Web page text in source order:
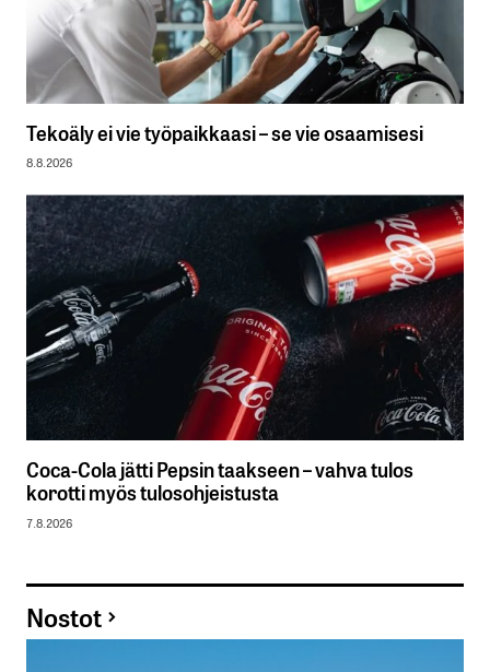
Tekoäly ei vie työpaikkaasi – se vie osaamisesi
8.8.2026
Coca-Cola jätti Pepsin taakseen – vahva tulos
korotti myös tulosohjeistusta
7.8.2026
Nostot